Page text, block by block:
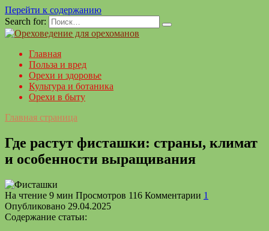
Перейти к содержанию
Search for:
Главная
Польза и вред
Орехи и здоровье
Культура и ботаника
Орехи в быту
Главная страница
Где растут фисташки: страны, климат
и особенности выращивания
На чтение 9 мин Просмотров 116 Комментарии 1
Опубликовано 29.04.2025
Содержание статьи: